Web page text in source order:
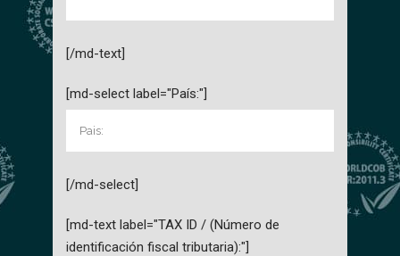
[/md-text]
[md-select label="País:"]
[/md-select]
[md-text label="TAX ID / (Número de
identificación fiscal tributaria):"]